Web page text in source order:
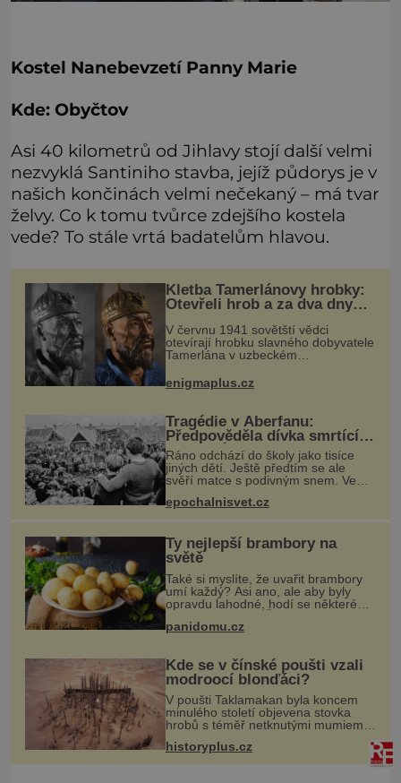
Kostel Nanebevzetí Panny Marie
Kde: Obyčtov
Asi 40 kilometrů od Jihlavy stojí další velmi
nezvyklá Santiniho stavba, jejíž půdorys je v
našich končinách velmi nečekaný – má tvar
želvy. Co k tomu tvůrce zdejšího kostela
vede? To stále vrtá badatelům hlavou.
Kletba Tamerlánovy hrobky:
Otevřeli hrob a za dva dny
Náhoda, nebo varování?
V červnu 1941 sovětští vědci
otevírají hrobku slavného dobyvatele
Tamerlána v uzbeckém
nacistické Německo zahajuje operaci
Barbarossa a napadá Sovětský svaz.
enigmaplus.cz
Tragédie v Aberfanu:
Předpověděla dívka smrtící
sesuv půdy?
Ráno odchází do školy jako tisíce
jiných dětí. Ještě předtím se ale
svěří matce s podivným snem. Ve
nevidí budovu ani spolužáky. Místo
nich se před ní tyčí cosi temn
epochalnisvet.cz
Ty nejlepší brambory na
světě
Také si myslíte, že uvařit brambory
umí každý? Asi ano, ale aby byly
opravdu lahodné, hodí se některé
varné typy od A, tedy na saláty, po D
panidomu.cz
Kde se v čínské poušti vzali
modroocí blonďáci?
V poušti Taklamakan byla koncem
minulého století objevena stovka
hrobů s téměř netknutými mumiemi.
Všichni mrtví byli pohřbeni s úctou a
četnými milodary. Asi nejvíc přitom
vědce zaujal hrob tříměsíčn
historyplus.cz